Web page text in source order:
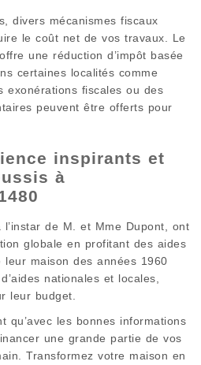
divers mécanismes fiscaux
le coût net de vos travaux. Le
une réduction d’impôt basée
certaines localités comme
exonérations fiscales ou des
peuvent être offerts pour
inspirants et
à
de M. et Mme Dupont, ont
globale en profitant des aides
maison des années 1960
nationales et locales,
leur budget.
qu’avec les bonnes informations
une grande partie de vos
Transformez votre maison en